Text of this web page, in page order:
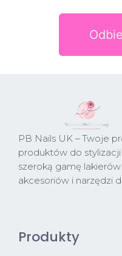
PB Nails UK – Twoje
produktów do
szeroką gamę
akcesoriów i narzędzi
Produkty